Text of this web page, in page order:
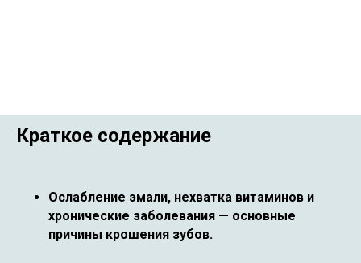
Краткое содержание
Ослабление эмали, нехватка витаминов и
хронические заболевания — основные
причины крошения зубов.